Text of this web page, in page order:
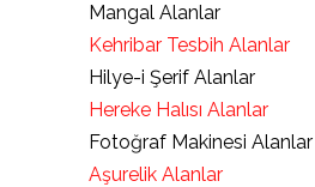
Mangal Alanlar
Kehribar Tesbih Alanlar
Hilye-i Şerif Alanlar
Hereke Halısı Alanlar
Fotoğraf Makinesi Alanlar
Aşurelik Alanlar